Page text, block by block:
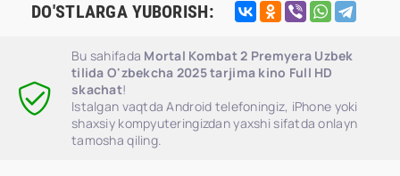
DO'STLARGA YUBORISH:
Bu sahifada Mortal Kombat 2 Premyera Uzbek
tilida O'zbekcha 2025 tarjima kino Full HD
skachat!
Istalgan vaqtda Android telefoningiz, iPhone yoki
shaxsiy kompyuteringizdan yaxshi sifatda onlayn
tamosha qiling.